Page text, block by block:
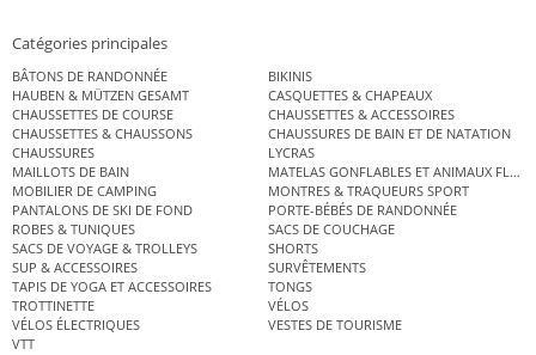
Catégories principales
BÂTONS DE RANDONNÉE
BIKINIS
HAUBEN & MÜTZEN GESAMT
CASQUETTES & CHAPEAUX
CHAUSSETTES DE COURSE
CHAUSSETTES & ACCESSOIRES
CHAUSSETTES & CHAUSSONS
CHAUSSURES DE BAIN ET DE NATATION
CHAUSSURES
LYCRAS
MAILLOTS DE BAIN
MATELAS GONFLABLES ET ANIMAUX
MOBILIER DE CAMPING
MONTRES & TRAQUEURS SPORT
PANTALONS DE SKI DE FOND
PORTE-BÉBÉS DE RANDONNÉE
ROBES & TUNIQUES
SACS DE COUCHAGE
SACS DE VOYAGE & TROLLEYS
SHORTS
SUP & ACCESSOIRES
SURVÊTEMENTS
TAPIS DE YOGA ET ACCESSOIRES
TONGS
TROTTINETTE
VÉLOS
VÉLOS ÉLECTRIQUES
VESTES DE TOURISME
VTT